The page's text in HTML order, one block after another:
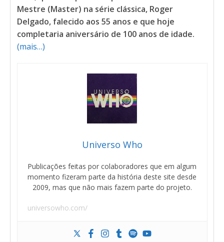
Mestre (Master) na série clássica, Roger
Delgado, falecido aos 55 anos e que hoje
completaria aniversário de 100 anos de idade.
(mais…)
Universo Who
Publicações feitas por colaboradores que em algum
momento fizeram parte da história deste site desde
2009, mas que não mais fazem parte do projeto.
universowho.com/